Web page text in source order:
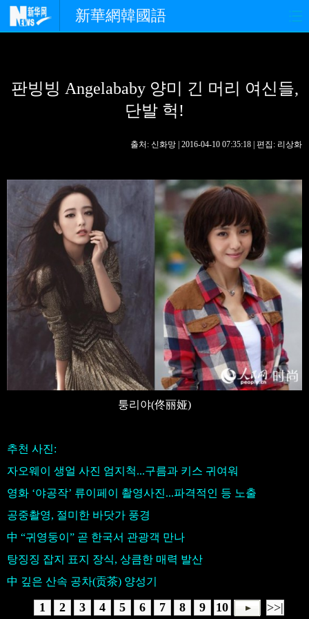
新華網韓國語
경제 사회 포토
핫 TV
생생 중국어
판빙빙 Angelababy 양미 긴 머리 여신들,
단발 헉!
출처: 신화망 | 2016-04-10 07:35:18 | 편집: 리상화
퉁리야(佟丽娅)
추천 사진:
자오웨이 생얼 사진 엄지척...구름과 키스 귀여워
영화 ‘야공작’ 류이페이 촬영사진...파격적인 등 노출
공중촬영, 절미한 바닷가 풍경
中 “귀영둥이” 곧 한국서 관광객 만나
탕징징 잡지 표지 장식, 상큼한 매력 발산
中 깊은 산속 공차(贡茶) 양성기
1 2 3 4 5 6 7 8 9 10 >>|